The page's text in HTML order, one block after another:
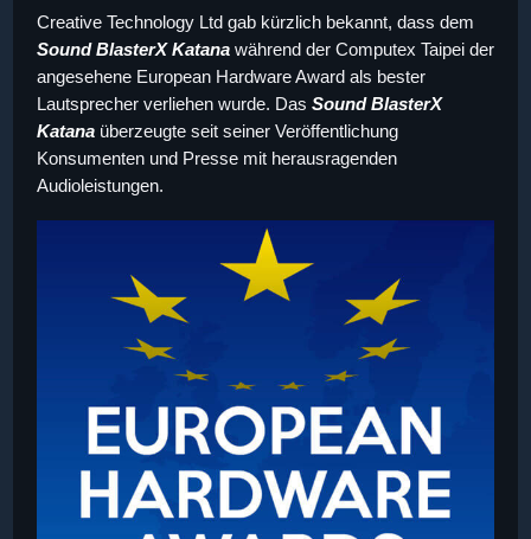
Creative Technology Ltd gab kürzlich bekannt, dass dem
Sound BlasterX Katana während der Computex Taipei der
angesehene European Hardware Award als bester
Lautsprecher verliehen wurde. Das Sound BlasterX
Katana überzeugte seit seiner Veröffentlichung
Konsumenten und Presse mit herausragenden
Audioleistungen.